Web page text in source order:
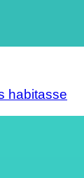
habitasse